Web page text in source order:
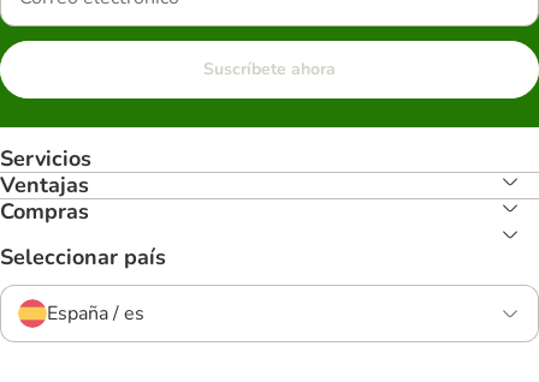
Suscríbete ahora
Servicios
Ventajas
Compras
Seleccionar país
España / es